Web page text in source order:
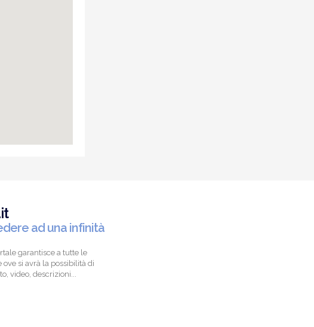
ad una infinità
garantisce a tutte le
si avrà la possibilità di
video, descrizioni...